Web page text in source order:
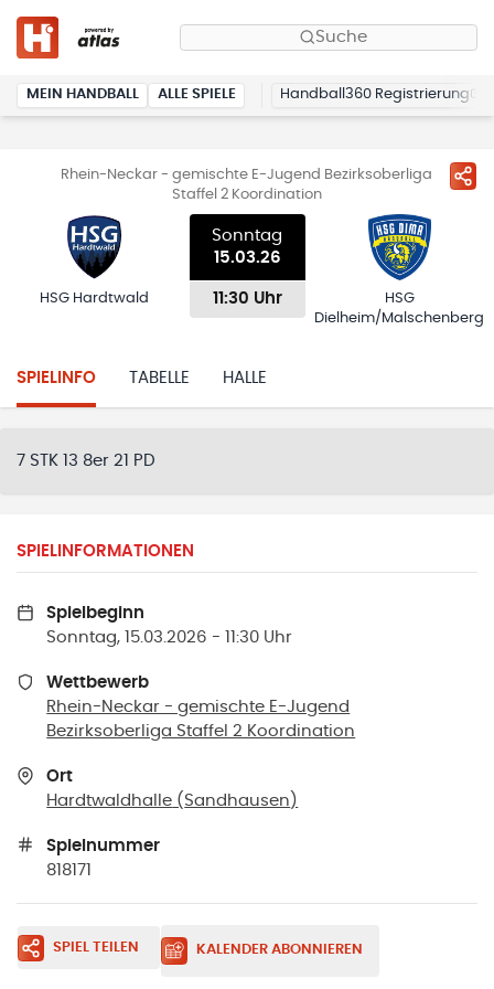
Suche
MEIN HANDBALL ALLE SPIELE Handball360 Registrierung
Rhein-Neckar - gemischte E-Jugend Bezirksoberliga
Staffel 2 Koordination
HSG Hardtwald
Sonntag
15.03.26
11:30 Uhr
HSG
Dielheim/Malschenberg
SPIELINFO TABELLE HALLE
7 STK 13 8er 21 PD
SPIELINFORMATIONEN
Spielbeginn
Sonntag, 15.03.2026 - 11:30 Uhr
Wettbewerb
Rhein-Neckar - gemischte E-Jugend
Bezirksoberliga Staffel 2 Koordination
Ort
Hardtwaldhalle ( Sandhausen )
Spielnummer
818171
SPIEL TEILEN KALENDER ABONNIEREN